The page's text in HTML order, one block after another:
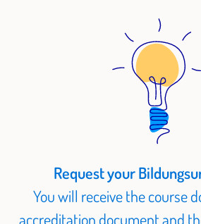
Request your
You will receive the course
accreditation document and